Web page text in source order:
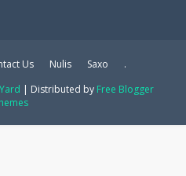
Us Nulis Saxo
.
| Distributed by Free Blogger